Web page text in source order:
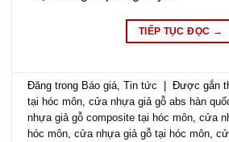
TIẾP TỤC ĐỌC →
Đăng trong Báo giá ,Tin tức Được gắn
tại hóc môn ,cửa nhựa giả gỗ abs hàn
nhựa giả gỗ composite tại hóc môn ,cửa
hóc môn ,cửa nhựa giả gỗ tại hóc môn ,